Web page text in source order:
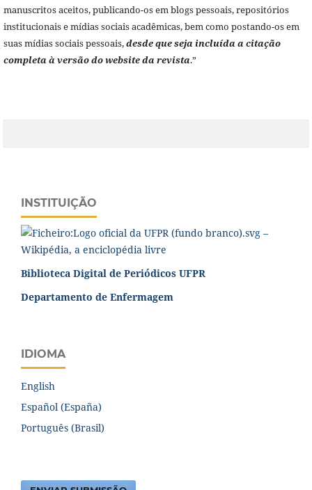
manuscritos aceitos, publicando-os em blogs pessoais, repositórios
institucionais e mídias sociais acadêmicas, bem como postando-os em
suas mídias sociais pessoais,desde que seja incluída a citação
completa à versão do website da revista.”
INSTITUIÇÃO
Biblioteca Digital de Periódicos UFPR
Departamento de Enfermagem
IDIOMA
English
Español (España)
Português (Brasil)